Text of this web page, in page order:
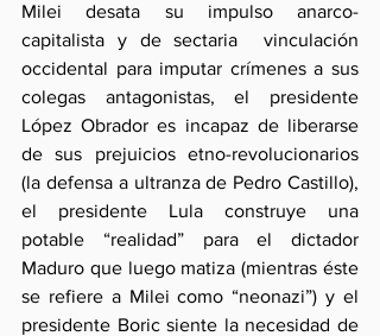
Milei desata su impulso anarco-
capitalista y de sectaria  vinculación
occidental para imputar crímenes a sus
colegas antagonistas, el presidente
López Obrador es incapaz de liberarse
de sus prejuicios etno-revolucionarios
(la defensa a ultranza de Pedro Castillo),
el presidente Lula construye una
potable “realidad” para el dictador
Maduro que luego matiza (mientras éste
se refiere a Milei como “neonazi”) y el
presidente Boric siente la necesidad de